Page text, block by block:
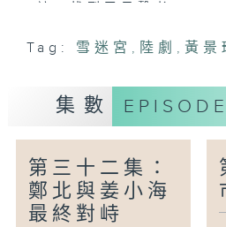
Tag: 雪迷宮 , 陸劇 , 黃景
集數
第三十二集：
鄭北與姜小海
最終對峙